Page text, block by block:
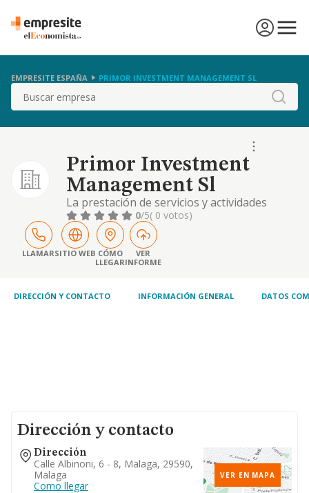
EMPRESITE ESPAÑA PRIMOR INVESTMENT MANAGEMENT SL
Buscar
Primor Investment
Management Sl
La prestación de servicios y actividades
administrativas y contables
0/5( 0 votos)
LLAMARSITIO WEB CÓMO
LLEGAR
VER
INFORME
DIRECCIÓN Y CONTACTO INFORMACIÓN GENERAL DATOS
Dirección y contacto
Dirección
Calle Albinoni, 6 - 8, Malaga, 29590,
Malaga
Como llegar
VER EN MAPA